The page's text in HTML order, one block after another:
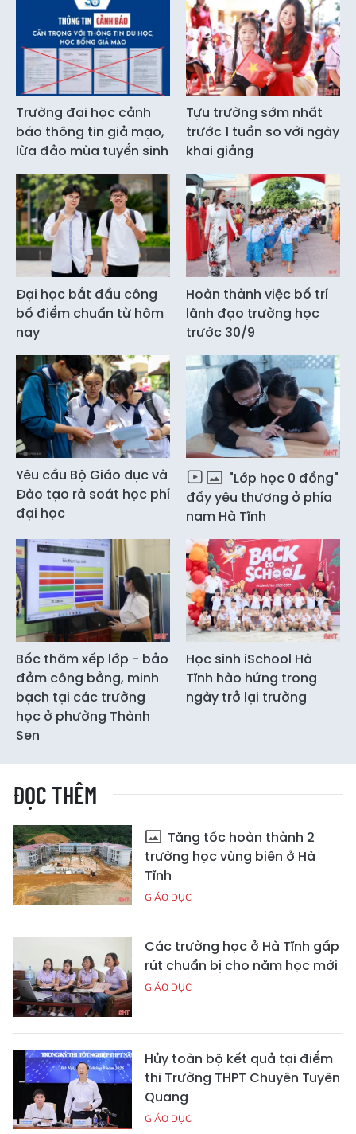
Trường đại học cảnh
báo thông tin giả mạo,
lừa đảo mùa tuyển sinh
Tựu trường sớm nhất
trước 1 tuần so với ngày
khai giảng
Đại học bắt đầu công
bố điểm chuẩn từ hôm
nay
Hoàn thành việc bố trí
lãnh đạo trường học
trước 30/9
Yêu cầu Bộ Giáo dục và
Đào tạo rà soát học phí
đại học
"Lớp học 0 đồng"
đầy yêu thương ở phía
nam Hà Tĩnh
Bốc thăm xếp lớp - bảo
đảm công bằng, minh
bạch tại các trường
học ở phường Thành
Sen
Học sinh iSchool Hà
Tĩnh hào hứng trong
ngày trở lại trường
ĐỌC THÊM
Tăng tốc hoàn thành 2
trường học vùng biên ở Hà
Tĩnh
GIÁO DỤC
Các trường học ở Hà Tĩnh gấp
rút chuẩn bị cho năm học mới
GIÁO DỤC
Hủy toàn bộ kết quả tại điểm
thi Trường THPT Chuyên Tuyên
Quang
GIÁO DỤC